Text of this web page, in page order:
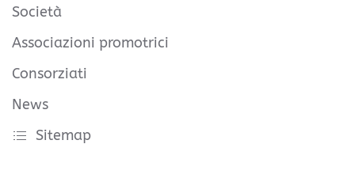
Società
Associazioni promotrici
Consorziati
News
Sitemap